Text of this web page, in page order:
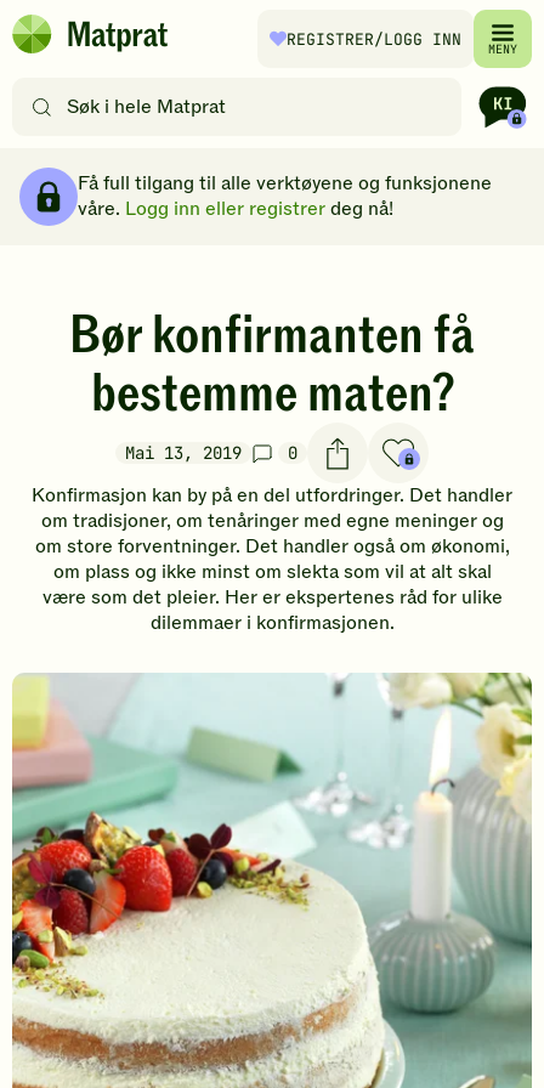
Hopp til hovedinnhold
Matprat
REGISTRER/LOGG INN MENY
etter
filtre
Få full tilgang til alle verktøyene og funksjonene
våre. Logg inn eller registrerdeg nå!
Bør konfirmanten få
bestemme maten?
Mai 13, 2019 0
Konfirmasjon kan by på en del utfordringer. Det handler
om tradisjoner, om tenåringer med egne meninger og
om store forventninger. Det handler også om økonomi,
om plass og ikke minst om slekta som vil at alt skal
være som det pleier. Her er ekspertenes råd for ulike
dilemmaer i konfirmasjonen.